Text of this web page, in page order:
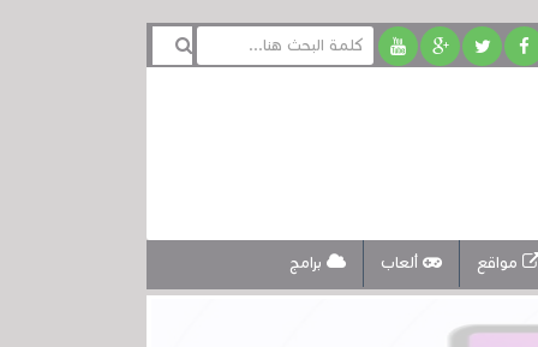
مواقع ألعاب برامج